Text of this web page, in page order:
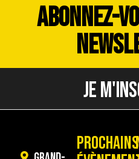
ABONNEZ-
JE
PROCHAINS